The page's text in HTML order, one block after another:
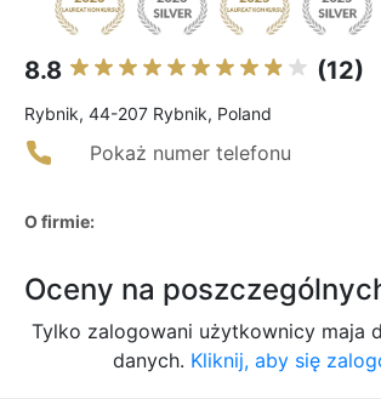
8.8 (12)
Rybnik, 44-207 Rybnik, Poland
Pokaż numer telefonu
O firmie:
Oceny na
Tylko zalogowani użytkownicy maja
danych. Kliknij, aby się